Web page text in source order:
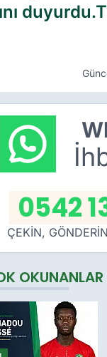
0542
ÇEKİN,
OKUNANLAR